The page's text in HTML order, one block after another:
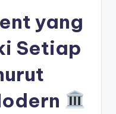
yang
Setiap